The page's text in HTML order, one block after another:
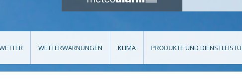
WETTERWARNUNGEN KLIMA PRODUKTE UND